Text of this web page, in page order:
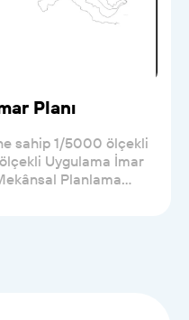
Planı
sahip 1/5000 ölçekli
Uygulama İmar
Planlama